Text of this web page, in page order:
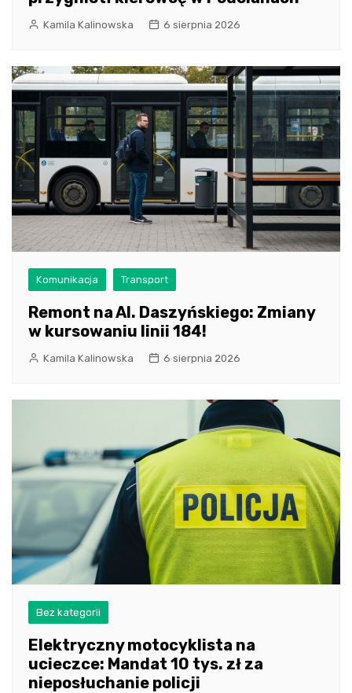
Kamila Kalinowska 6 sierpnia 2026
Komunikacja Transport
Remont na Al. Daszyńskiego: Zmiany
w kursowaniu linii 184!
Kamila Kalinowska 6 sierpnia 2026
Bez kategorii
Elektryczny motocyklista na
ucieczce: Mandat 10 tys. zł za
nieposłuchanie policji